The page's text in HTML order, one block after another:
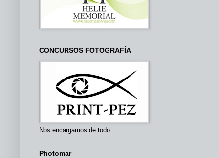
CONCURSOS FOTOGRAFÍA
Nos encargamos de todo.
Photomar